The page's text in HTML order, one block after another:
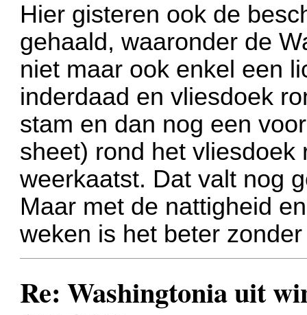
Hier gisteren ook de
gehaald, waaronder de
niet maar ook enkel een
inderdaad en vliesdoek
stam en dan nog een
sheet) rond het
weerkaatst. Dat valt nog
Maar met de nattigheid
weken is het beter
Re: Washingtonia uit